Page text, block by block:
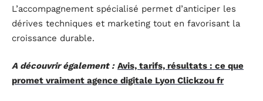
L’accompagnement spécialisé permet d’anticiper les
dérives techniques et marketing tout en favorisant la
croissance durable.
A découvrir également : Avis, tarifs, résultats : ce que
promet vraiment agence digitale Lyon Clickzou fr